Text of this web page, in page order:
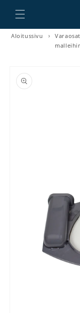
ja siirry sisältöön
Aloitussivu ›
tuotetietoihin